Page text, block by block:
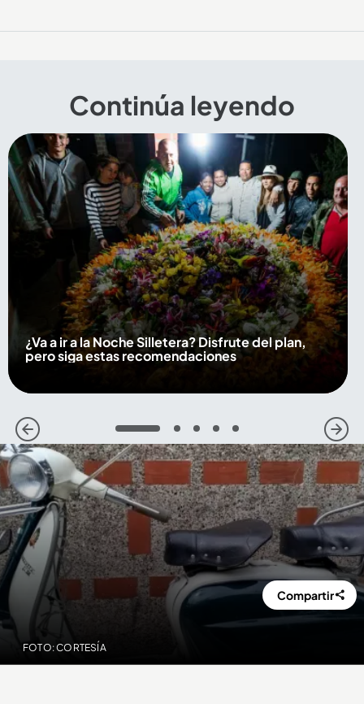
Continúa leyendo
¿Va a ir a la Noche Silletera? Disfrute del plan,
pero siga estas recomendaciones
1 2 3 4 5
FOTO: CORTESÍA
Compartir